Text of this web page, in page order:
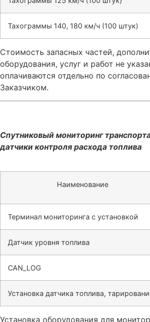
Тахограммы 140, 180 км/ч (100 штук)
Стоимость запасных частей,
оборудования, услуг и работ не
оплачиваются отдельно по
Заказчиком.
Спутниковый мониторинг
датчики контроля расхода топлива
Наименование
Терминал мониторинга с установкой
Датчик уровня топлива
CAN_LOG
Установка датчика топлива,
Установка оборудования для